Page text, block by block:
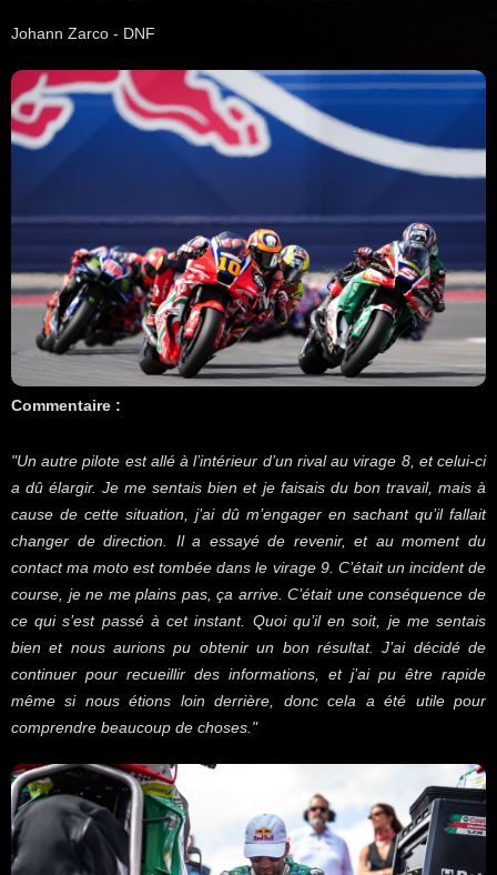
Johann Zarco - DNF
Commentaire :
"Un autre pilote est allé à l’intérieur d’un rival au virage 8, et celui-ci
a dû élargir. Je me sentais bien et je faisais du bon travail, mais à
cause de cette situation, j’ai dû m’engager en sachant qu’il fallait
changer de direction. Il a essayé de revenir, et au moment du
contact ma moto est tombée dans le virage 9. C’était un incident de
course, je ne me plains pas, ça arrive. C’était une conséquence de
ce qui s’est passé à cet instant. Quoi qu’il en soit, je me sentais
bien et nous aurions pu obtenir un bon résultat. J’ai décidé de
continuer pour recueillir des informations, et j’ai pu être rapide
même si nous étions loin derrière, donc cela a été utile pour
comprendre beaucoup de choses."